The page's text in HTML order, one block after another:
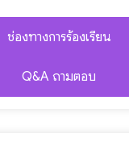
ช่องทางการร้องเรียน
Q&A ถามตอบ